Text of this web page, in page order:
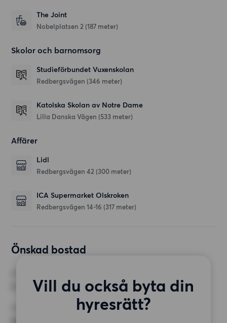
The Joint
Nobelplatsen 2 (187 meter)
Skolor och barnomsorg
Studieförbundet Vuxenskolan
Redbergsvägen (346 meter)
Katolska Skolan av Notre Dame
Lilla Danska Vägen (533 meter)
Affärer
Lidl
Redbergsvägen 42 (300 meter)
ICA Supermarket Olskroken
Redbergsvägen 14-16 (317 meter)
Önskad bostad
Vill du också byta din
hyresrätt?
MINST ANTAL KVADRATMETER